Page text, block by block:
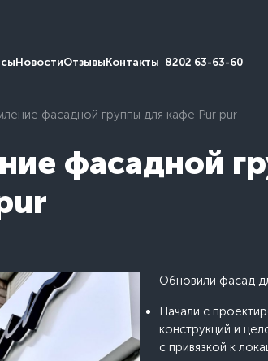
НовостиОтзывыКонтакты 8202 63-63-60
фасадной группы для кафе Pur pur
фасадной
Обновили фасад
Начали с
конструкций и
с привязкой к